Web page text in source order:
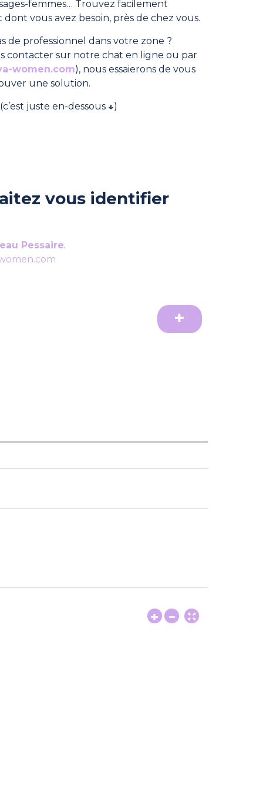
femmes… Trouvez facilement
vous avez besoin, près de chez vous.
de professionnel dans votre zone ?
contacter sur notre chat en ligne ou par
women.com), nous essaierons de vous
une solution.
juste en-dessous ↓)
vous identifier
Pessaire.